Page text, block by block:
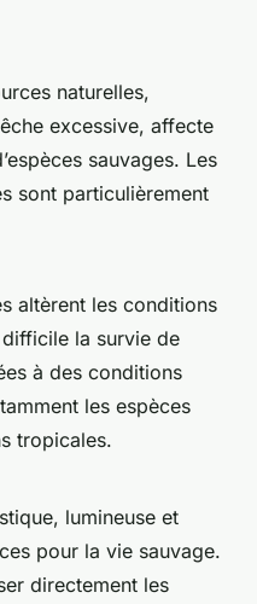
naturelles,
excessive, affecte
sauvages. Les
sont particulièrement
altèrent les conditions
la survie de
à des conditions
les espèces
tropicales.
lumineuse et
pour la vie sauvage.
directement les